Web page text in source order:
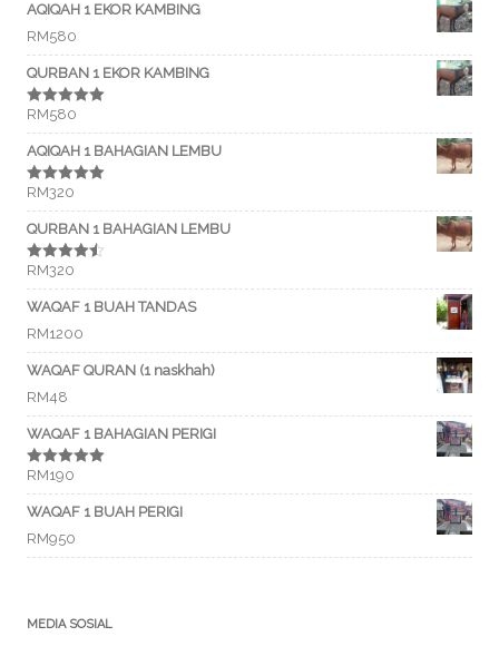
AQIQAH 1 EKOR KAMBING
RM580
QURBAN 1 EKOR KAMBING
Rated5.00
out of 5
RM580
AQIQAH 1 BAHAGIAN LEMBU
Rated5.00
out of 5
RM320
QURBAN 1 BAHAGIAN LEMBU
Rated4.50
out of 5
RM320
WAQAF 1 BUAH TANDAS
RM1200
WAQAF QURAN (1 naskhah)
RM48
WAQAF 1 BAHAGIAN PERIGI
Rated5.00
out of 5
RM190
WAQAF 1 BUAH PERIGI
RM950
MEDIA SOSIAL